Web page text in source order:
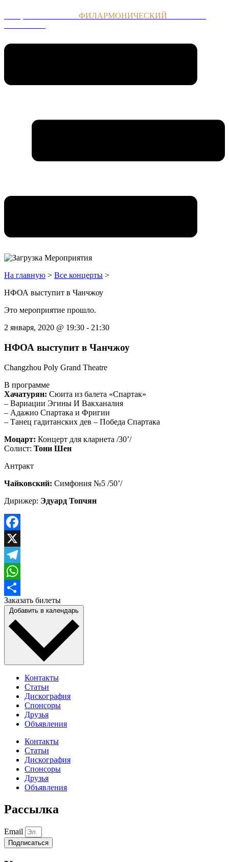
ФИЛАРМОНИЧЕСКИЙ
На главную > Все концерты >
НФОА выступит в Чанчжоу
Это мероприятие прошло.
2 января, 2020 @ 19:30 - 21:30
НФОА выступит в Чанчжоу
Changzhou Poly Grand Theatre
В программе
Хачатурян: Сюита из балета «Спартак»
– Вариации Эгины И Вакханалия
– Адажио Спартака и Фригии
– Танец гадитанских дев – Победа Спартака
Моцарт: Концерт для кларнета /30’/
Солист: Тони Шен
Антракт
Чайковский: Симфония №5 /50’/
Дирижер: Эдуард Топчян
Facebook
X
Telegram
WhatsApp
Отправить
Заказать билеты
Контакты
Статьи
Дискография
Спонсоры
Друзья
Объявления
Контакты
Статьи
Дискография
Спонсоры
Друзья
Объявления
Рассылка
Email
Подписаться